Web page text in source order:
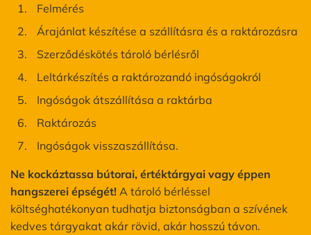
Felmérés
Árajánlat készítése a szállításra és a raktározásra
Szerződéskötés tároló bérlésről
Leltárkészítés a raktározandó ingóságokról
Ingóságok átszállítása a raktárba
Raktározás
Ingóságok visszaszállítása.
Ne kockáztassa bútorai, értéktárgyai vagy éppen
hangszerei épségét! A tároló bérléssel
költséghatékonyan tudhatja biztonságban a szívének
kedves tárgyakat akár rövid, akár hosszú távon.